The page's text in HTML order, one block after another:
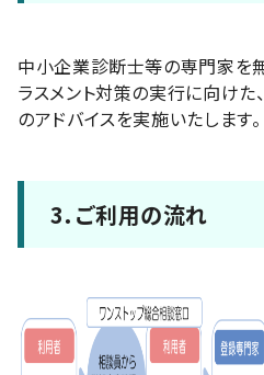
中小企業診断士等の専門家を
ラスメント対策の実行に向け
のアドバイスを実施いたします。
3．ご利用の流れ